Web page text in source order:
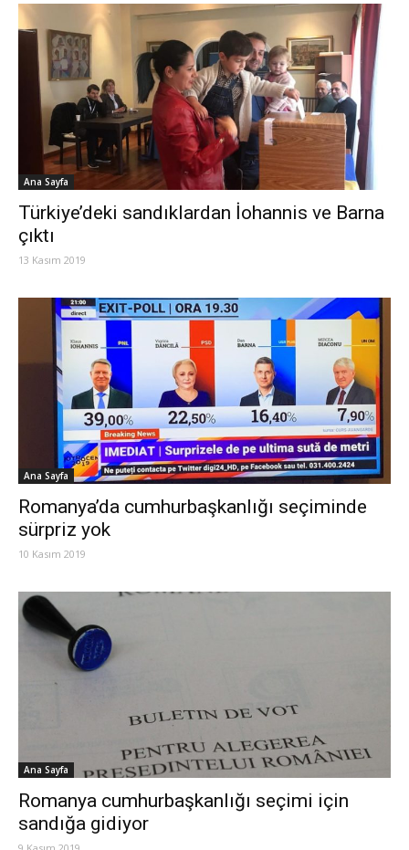
Ana Sayfa
Türkiye’deki sandıklardan İohannis ve Barna
çıktı
13 Kasım 2019
Ana Sayfa
Romanya’da cumhurbaşkanlığı seçiminde
sürpriz yok
10 Kasım 2019
Ana Sayfa
Romanya cumhurbaşkanlığı seçimi için
sandığa gidiyor